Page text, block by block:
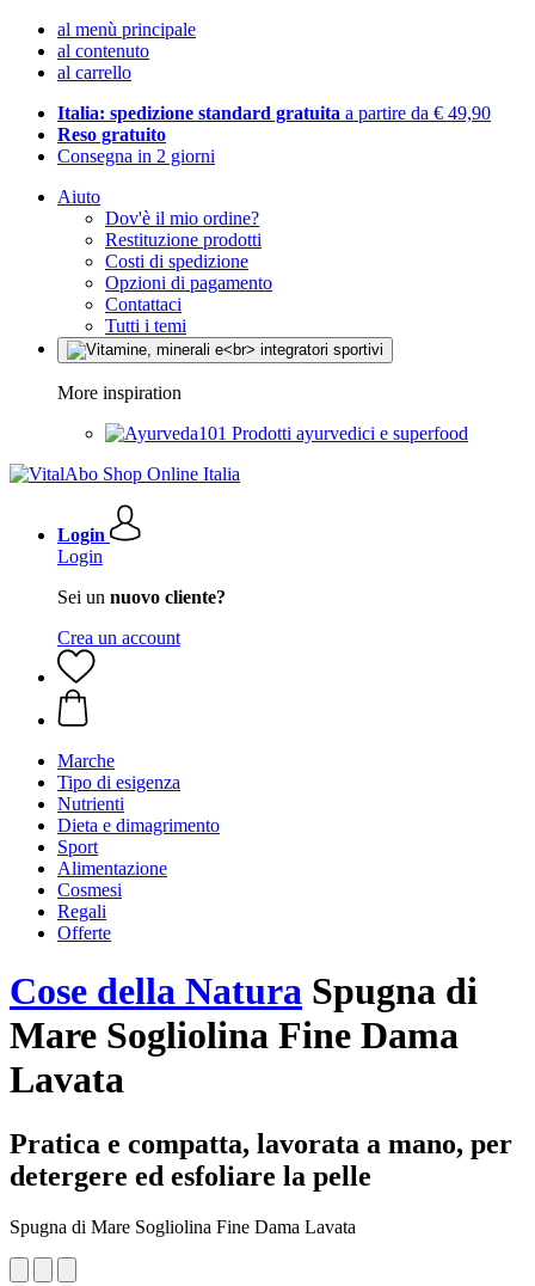
al menù principale
al contenuto
al carrello
Italia: spedizione standard gratuita a partire da € 49,90
Reso gratuito
Consegna in 2 giorni
Aiuto
Dov'è il mio ordine?
Restituzione prodotti
Costi di spedizione
Opzioni di pagamento
Contattaci
Tutti i temi
More inspiration
Prodotti ayurvedici e superfood
Login
Login
Sei un nuovo cliente?
Crea un account
Marche
Tipo di esigenza
Nutrienti
Dieta e dimagrimento
Sport
Alimentazione
Cosmesi
Regali
Offerte
Cose della Natura Spugna di
Mare Sogliolina Fine Dama
Lavata
Pratica e compatta, lavorata a mano, per
detergere ed esfoliare la pelle
Spugna di Mare Sogliolina Fine Dama Lavata